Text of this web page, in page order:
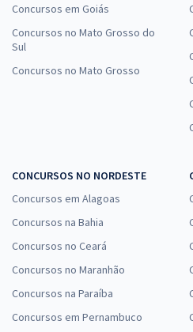
Concursos em Goiás
Concursos no Mato Grosso do
Sul
Concursos no Mato Grosso
CONCURSOS NO NORDESTE
Concursos em Alagoas
Concursos na Bahia
Concursos no Ceará
Concursos no Maranhão
Concursos na Paraíba
Concursos em Pernambuco